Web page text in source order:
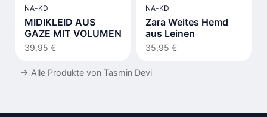
NA-KD
MIDIKLEID AUS
GAZE MIT VOLUMEN
39,95 €
NA-KD
Zara Weites Hemd
aus Leinen
35,95 €
→ Alle Produkte von Tasmin Devi